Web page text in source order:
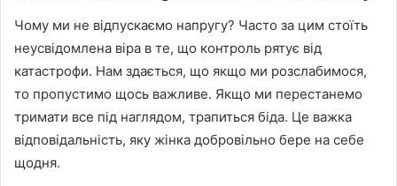
Чому ми не відпускаємо напругу? Часто за цим стоїть
неусвідомлена віра в те, що контроль рятує від
катастрофи. Нам здається, що якщо ми розслабимося,
то пропустимо щось важливе. Якщо ми перестанемо
тримати все під наглядом, трапиться біда. Це важка
відповідальність, яку жінка добровільно бере на себе
щодня.